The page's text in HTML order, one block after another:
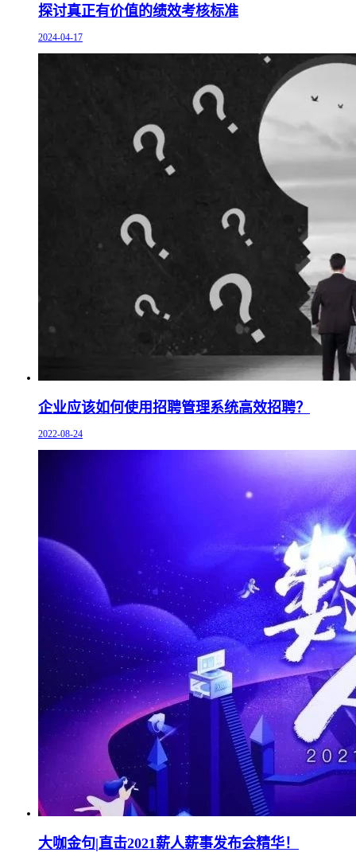
探讨真正有价值的绩效考核标准
2024-04-17
企业应该如何使用招聘管理系统高效招聘？
2022-08-24
大咖金句|直击2021薪人薪事发布会精华！